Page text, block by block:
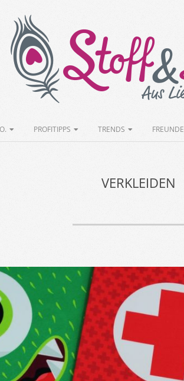
Stoff&Liebe
PROFITIPPS TRENDS FREUNDE
VERKLEIDEN